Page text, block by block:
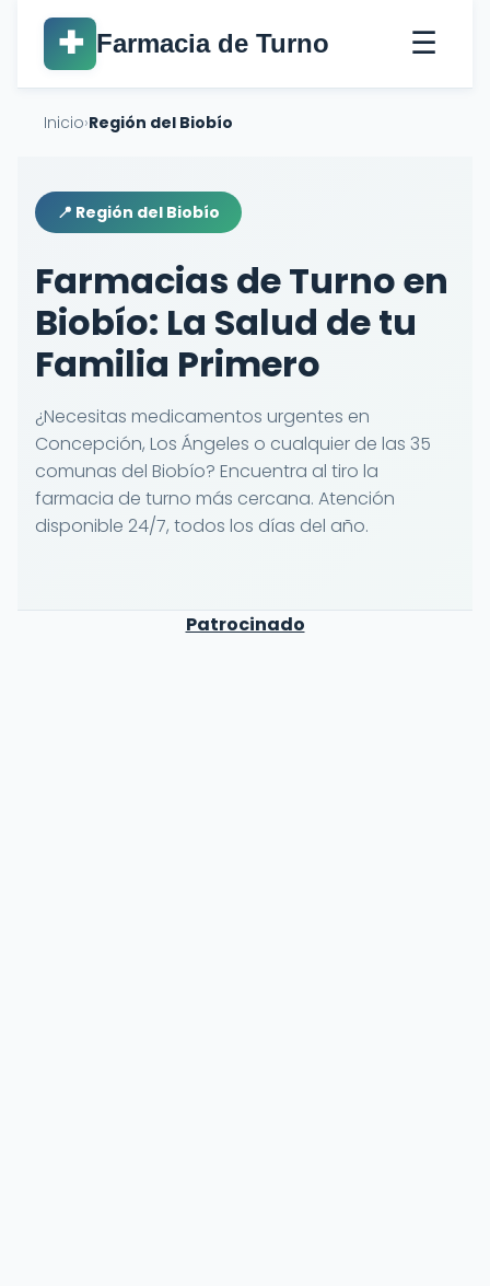
✚ Farmacia de Turno ☰
Inicio›Región del Biobío
📍 Región del Biobío
Farmacias de Turno en
Biobío: La Salud de tu
Familia Primero
¿Necesitas medicamentos urgentes en
Concepción, Los Ángeles o cualquier de las 35
comunas del Biobío? Encuentra al tiro la
farmacia de turno más cercana. Atención
disponible 24/7, todos los días del año.